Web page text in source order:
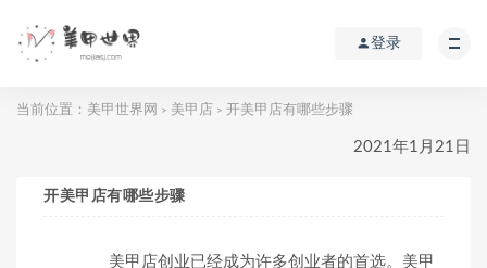
登录
当前位置： 美甲世界网 > 美甲店 > 开美甲店有哪些步骤
2021年1月21日
开美甲店有哪些步骤
美甲店创业已经成为许多创业者的首选。美甲